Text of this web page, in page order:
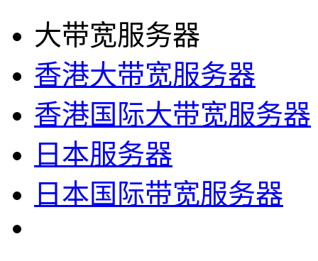
大带宽服务器
香港大带宽服务器
香港国际大带宽服务器
日本服务器
日本国际带宽服务器